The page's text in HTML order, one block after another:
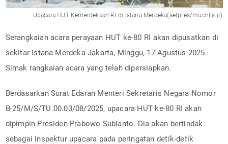
Upacara HUT Kemerdekaan RI di Istana Merdeka(setpres/muchlis jr)
Serangkaian acara perayaan HUT ke-80 RI akan dipusatkan di
sekitar Istana Merdeka Jakarta, Minggu, 17 Agustus 2025.
Simak rangkaian acara yang telah dipersiapkan.
Berdasarkan Surat Edaran Menteri Sekretaris Negara Nomor
B-25/M/S/TU.00.03/08/2025, upacara HUT ke-80 RI akan
dipimpin Presiden Prabowo Subianto. Dia akan bertindak
sebagai inspektur upacara pada peringatan detik-detik